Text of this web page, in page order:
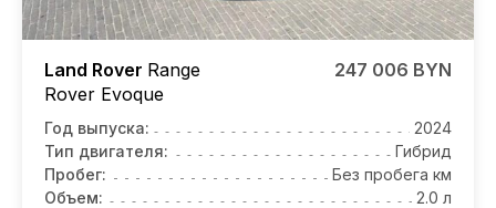
Land Rover Range
Rover Evoque
247 006 BYN
Год выпуска:
2024
Тип двигателя:
Гибрид
Пробег:
Без пробега км
Объем:
2.0 л